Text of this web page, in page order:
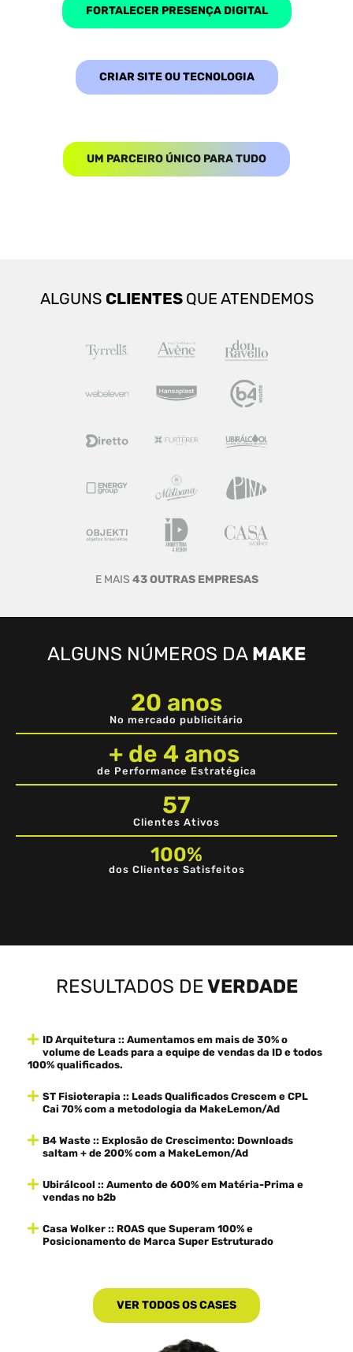
FORTALECER PRESENÇA DIGITAL
CRIAR SITE OU TECNOLOGIA
UM PARCEIRO ÚNICO PARA TUDO
ALGUNS CLIENTES QUE ATENDEMOS
E MAIS 43 OUTRAS EMPRESAS
ALGUNS NÚMEROS DA MAKE
No mercado publicitário
20 anos
de Performance Estratégica
+ de 4 anos
Clientes Ativos
57
dos Clientes Satisfeitos
100%
RESULTADOS DEVERDADE
ID Arquitetura :: Aumentamos em mais de 30% o
volume de Leads para a equipe de vendas da ID e todos
100% qualificados.
ST Fisioterapia :: Leads Qualificados Crescem e CPL
Cai 70% com a metodologia da MakeLemon/Ad
B4 Waste :: Explosão de Crescimento: Downloads
saltam + de 200% com a MakeLemon/Ad
Ubirálcool :: Aumento de 600% em Matéria-Prima e
vendas no b2b
Casa Wolker :: ROAS que Superam 100% e
Posicionamento de Marca Super Estruturado
VER TODOS OS CASES